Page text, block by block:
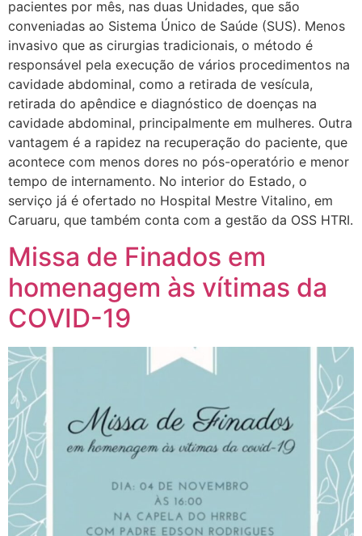
pacientes por mês, nas duas Unidades, que são
conveniadas ao Sistema Único de Saúde (SUS). Menos
invasivo que as cirurgias tradicionais, o método é
responsável pela execução de vários procedimentos na
cavidade abdominal, como a retirada de vesícula,
retirada do apêndice e diagnóstico de doenças na
cavidade abdominal, principalmente em mulheres. Outra
vantagem é a rapidez na recuperação do paciente, que
acontece com menos dores no pós-operatório e menor
tempo de internamento. No interior do Estado, o
serviço já é ofertado no Hospital Mestre Vitalino, em
Caruaru, que também conta com a gestão da OSS HTRI.
Missa de Finados em
homenagem às vítimas da
COVID-19